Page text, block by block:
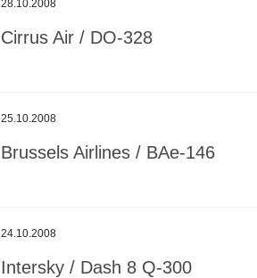
28.10.2008
Cirrus Air / DO-328
25.10.2008
Brussels Airlines / BAe-146
24.10.2008
Intersky / Dash 8 Q-300